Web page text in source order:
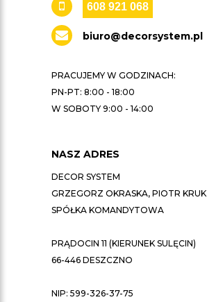
608 921 068
biuro@decorsystem.pl
PRACUJEMY W GODZINACH:
PN-PT: 8:00 - 18:00
W SOBOTY 9:00 - 14:00
NASZ ADRES
DECOR SYSTEM
GRZEGORZ OKRASKA, PIOTR KRUK
SPÓŁKA KOMANDYTOWA
PRĄDOCIN 11 (KIERUNEK SULĘCIN)
66-446 DESZCZNO
NIP: 599-326-37-75